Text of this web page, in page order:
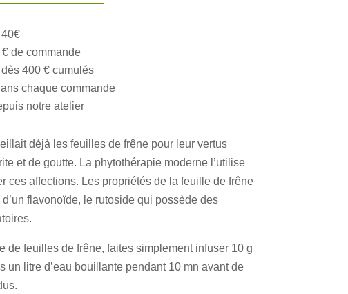
de commande
400 € cumulés
chaque commande
notre atelier
déjà les feuilles de frêne pour leur vertus
et de goutte. La phytothérapie moderne l’utilise
ces affections. Les propriétés de la feuille de frêne
flavonoïde, le rutoside qui possède des
de feuilles de frêne, faites simplement infuser 10 g
un litre d’eau bouillante pendant 10 mn avant de